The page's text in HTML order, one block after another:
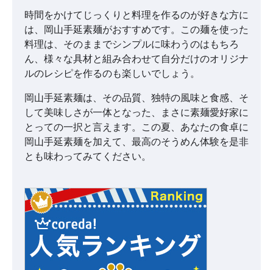
時間をかけてじっくりと料理を作るのが好きな方に
は、岡山手延素麺がおすすめです。この麺を使った
料理は、そのままでシンプルに味わうのはもちろ
ん、様々な具材と組み合わせて自分だけのオリジナ
ルのレシピを作るのも楽しいでしょう。
岡山手延素麺は、その品質、独特の風味と食感、そ
して美味しさが一体となった、まさに素麺愛好家に
とっての一択と言えます。この夏、あなたの食卓に
岡山手延素麺を加えて、最高のそうめん体験を是非
とも味わってみてください。